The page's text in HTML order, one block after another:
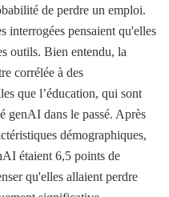
de perdre un emploi.
interrogées pensaient qu'elles
outils. Bien entendu, la
corrélée à des
que l’éducation, qui sont
genAI dans le passé. Après
démographiques,
étaient 6,5 points de
qu'elles allaient perdre